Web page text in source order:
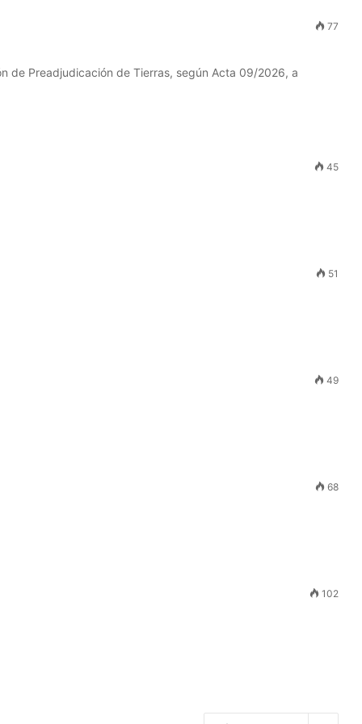
77
de Preadjudicación de Tierras, según Acta 09/2026, a
45
51
49
68
102